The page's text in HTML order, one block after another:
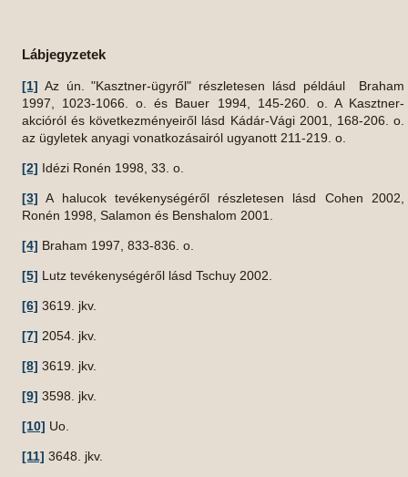
Lábjegyzetek
[1] Az ún. "Kasztner-ügyről" részletesen lásd például Braham
1997, 1023-1066. o. és Bauer 1994, 145-260. o. A Kasztner-
akcióról és következményeiről lásd Kádár-Vági 2001, 168-206. o.
az ügyletek anyagi vonatkozásairól ugyanott 211-219. o.
[2] Idézi Ronén 1998, 33. o.
[3] A halucok tevékenységéről részletesen lásd Cohen 2002,
Ronén 1998, Salamon és Benshalom 2001.
[4] Braham 1997, 833-836. o.
[5] Lutz tevékenységéről lásd Tschuy 2002.
[6] 3619. jkv.
[7] 2054. jkv.
[8] 3619. jkv.
[9] 3598. jkv.
[10] Uo.
[11] 3648. jkv.